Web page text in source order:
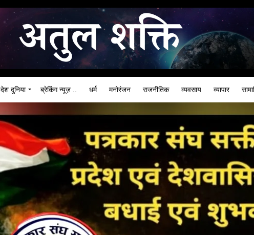
देश दुनिया ब्रेकिंग न्यूज़ .. धर्म मनोरंजन राजनीतिक व्यवसाय व्यापार